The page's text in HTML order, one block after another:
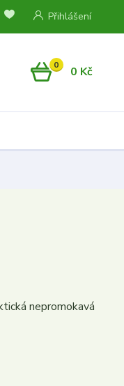
Přihlášení
0 0 Kč
nepromokavá